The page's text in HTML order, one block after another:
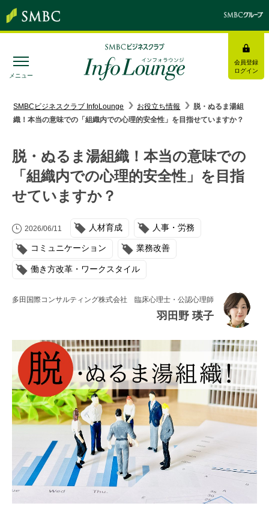
メニュー
会員登録
ログイン
みんなの研修
トピックス＆インフォメーション
お役立ち情報
インタビュー・レポート
イベント・セミナー
資料ダウンロード
InfoLoungeとは
利用規約
本サイトのご利用にあたって
お問い合わせ
運営会社
SMBCビジネスクラブ InfoLounge お役立ち情報
脱・ぬるま湯組
織！本当の意味での「組織内での心理的安全性」を目指せていますか？
脱・ぬるま湯組織！本当の意味での
「組織内での心理的安全性」を目指
せていますか？
2026/06/11 人材育成 人事・労務
コミュニケーション 業務改善
働き方改革・ワークスタイル
多田国際コンサルティング株式会社 臨床心理士・公認心理師
羽田野 瑛子